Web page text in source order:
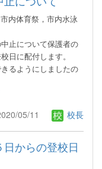
内体育祭，市内水泳
止について保護者の
日に配付します。
るようにしましたの
05/11 校長
からの登校日